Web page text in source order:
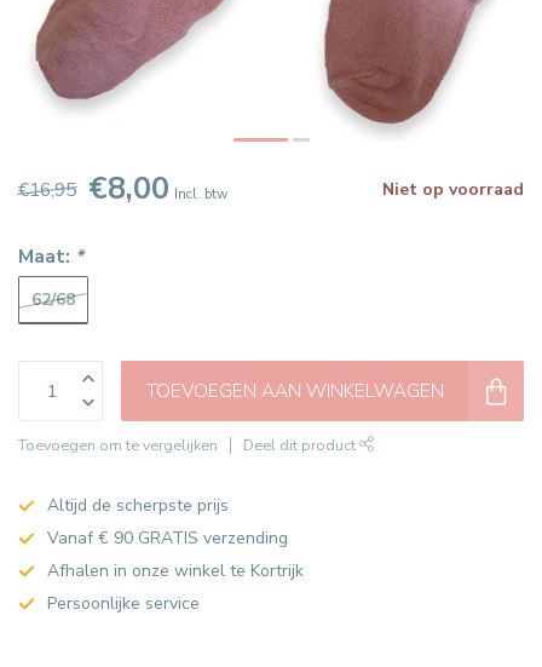
€16,95 €8,00 Incl. btw Niet op voorraad
Maat: *
62/68
TOEVOEGEN AAN WINKELWAGEN
Toevoegen om te vergelijken Deel dit product
Altijd de scherpste prijs
Vanaf € 90 GRATIS verzending
Afhalen in onze winkel te Kortrijk
Persoonlijke service